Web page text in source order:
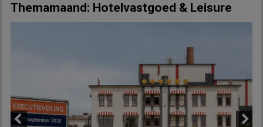
Themamaand: Hotelvastgoed & Leisure